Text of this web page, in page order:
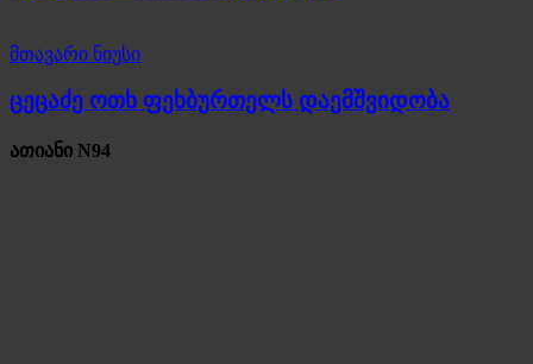
მთავარი ნიუსი
ცეცაძე ოთხ ფეხბურთელს დაემშვიდობა
ათიანი N94